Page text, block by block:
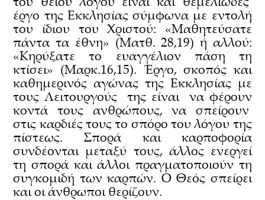
έργο της Εκκλησίας σύμφωνα με εντολή
του ίδιου του Χριστού: «Μαθητεύσατε
πάντα τα έθνη» (Ματθ. 28,19) ή αλλού:
«Κηρύξατε το ευαγγέλιον πάση τη
κτίσει» (Μαρκ.16,15). Έργο, σκοπός και
καθημερινός αγώνας της Εκκλησίας με
τους Λειτουργούς της είναι να φέρουν
κοντά τους ανθρώπους, να σπείρουν
στις καρδιές τους το σπόρο του λόγου της
πίστεως. Σπορά και καρποφορία
συνδέονται μεταξύ τους, άλλος ενεργεί
τη σπορά και άλλοι πραγματοποιούν τη
συγκομιδή των καρπών. Ο Θεός σπείρει
και οι άνθρωποι θερίζουν.